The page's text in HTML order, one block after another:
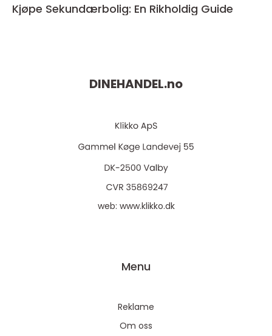
Kjøpe Sekundærbolig: En Rikholdig Guide
DINEHANDEL.no
web: www.klikko.dk
Menu
Reklame
Om oss